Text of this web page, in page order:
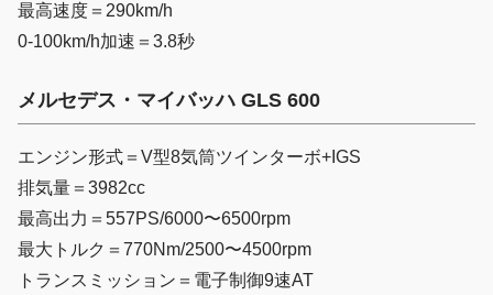
最高速度＝290km/h
0-100km/h加速＝3.8秒
メルセデス・マイバッハ GLS 600
エンジン形式＝V型8気筒ツインターボ+IGS
排気量＝3982cc
最高出力＝557PS/6000〜6500rpm
最大トルク＝770Nm/2500〜4500rpm
トランスミッション＝電子制御9速AT